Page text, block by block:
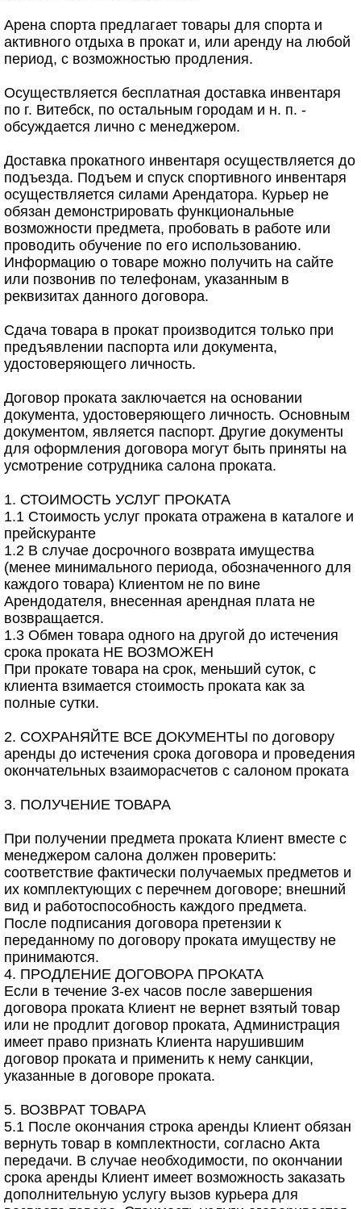
Арена спорта предлагает товары для спорта и
активного отдыха в прокат и, или аренду на любой
период, с возможностью продления.
Осуществляется бесплатная доставка инвентаря
по г. Витебск, по остальным городам и н. п. -
обсуждается лично с менеджером.
Доставка прокатного инвентаря осуществляется до
подъезда. Подъем и спуск спортивного инвентаря
осуществляется силами Арендатора. Курьер не
обязан демонстрировать функциональные
возможности предмета, пробовать в работе или
проводить обучение по его использованию.
Информацию о товаре можно получить на сайте
или позвонив по телефонам, указанным в
реквизитах данного договора.
Сдача товара в прокат производится только при
предъявлении паспорта или документа,
удостоверяющего личность.
Договор проката заключается на основании
документа, удостоверяющего личность. Основным
документом, является паспорт. Другие документы
для оформления договора могут быть приняты на
усмотрение сотрудника салона проката.
1. СТОИМОСТЬ УСЛУГ ПРОКАТА
1.1 Стоимость услуг проката отражена в каталоге и
прейскуранте
1.2 В случае досрочного возврата имущества
(менее минимального периода, обозначенного для
каждого товара) Клиентом не по вине
Арендодателя, внесенная арендная плата не
возвращается.
1.3 Обмен товара одного на другой до истечения
срока проката НЕ ВОЗМОЖЕН
При прокате товара на срок, меньший суток, с
клиента взимается стоимость проката как за
полные сутки.
2. СОХРАНЯЙТЕ ВСЕ ДОКУМЕНТЫ по договору
аренды до истечения срока договора и проведения
окончательных взаиморасчетов с салоном проката
3. ПОЛУЧЕНИЕ ТОВАРА
При получении предмета проката Клиент вместе с
менеджером салона должен проверить:
соответствие фактически получаемых предметов и
их комплектующих с перечнем договоре; внешний
вид и работоспособность каждого предмета.
После подписания договора претензии к
переданному по договору проката имуществу не
принимаются.
4. ПРОДЛЕНИЕ ДОГОВОРА ПРОКАТА
Если в течение 3-ех часов после завершения
договора проката Клиент не вернет взятый товар
или не продлит договор проката, Администрация
имеет право признать Клиента нарушившим
договор проката и применить к нему санкции,
указанные в договоре проката.
5. ВОЗВРАТ ТОВАРА
5.1 После окончания строка аренды Клиент обязан
вернуть товар в комплектности, согласно Акта
передачи. В случае необходимости, по окончании
срока аренды Клиент имеет возможность заказать
дополнительную услугу вызов курьера для